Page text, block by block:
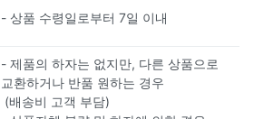
- 상품 수령일로부터 7일 이내
- 제품의 하자는 없지만, 다른 상품으로
교환하거나 반품 원하는 경우
(배송비 고객 부담)